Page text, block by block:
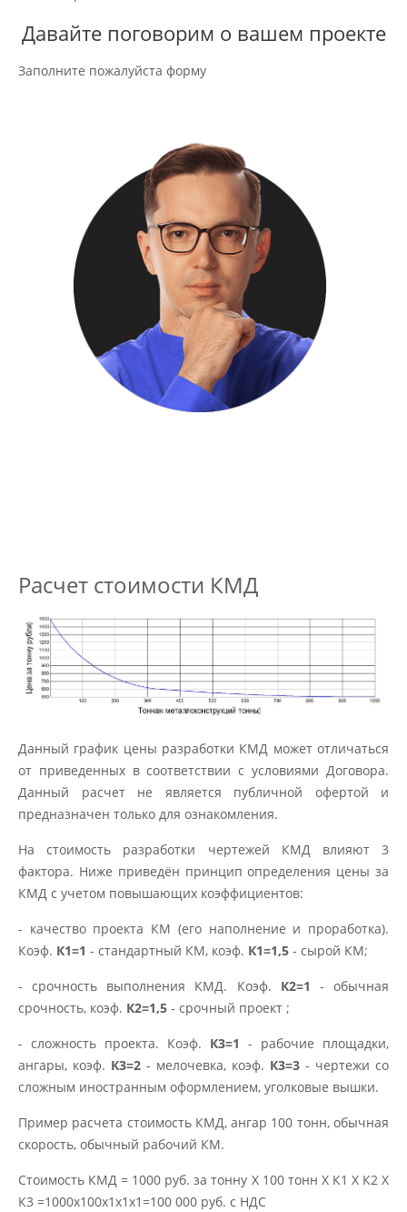
Давайте поговорим о вашем проекте
Заполните пожалуйста форму
Расчет стоимости КМД
Данный график цены разработки КМД может отличаться
от приведенных в соответствии с условиями Договора.
Данный расчет не является публичной офертой и
предназначен только для ознакомления.
На стоимость разработки чертежей КМД влияют 3
фактора. Ниже приведён принцип определения цены за
КМД с учетом повышающих коэффициентов:
- качество проекта КМ (его наполнение и проработка).
Коэф. К1=1 - стандартный КМ, коэф. К1=1,5 - сырой КМ;
- срочность выполнения КМД. Коэф. К2=1 - обычная
срочность, коэф. К2=1,5 - срочный проект ;
- сложность проекта. Коэф. К3=1 - рабочие площадки,
ангары, коэф. К3=2 - мелочевка, коэф. К3=3 - чертежи со
сложным иностранным оформлением, уголковые вышки.
Пример расчета стоимость КМД, ангар 100 тонн, обычная
скорость, обычный рабочий КМ.
Стоимость КМД = 1000 руб. за тонну Х 100 тонн Х К1 Х К2 Х
К3 =1000х100х1х1х1=100 000 руб. с НДС